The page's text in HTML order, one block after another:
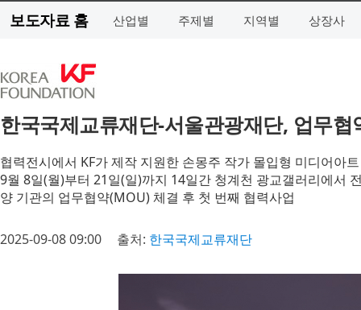
보도자료 홈 산업별 주제별 지역별 상장사
한국국제교류재단-서울관광재단, 업무협
협력전시에서 KF가 제작 지원한 손몽주 작가 몰입형 미디어아
9월 8일(월)부터 21일(일)까지 14일간 청계천 광교갤러리에서
양 기관의 업무협약(MOU) 체결 후 첫 번째 협력사업
2025-09-08 09:00 출처: 한국국제교류재단